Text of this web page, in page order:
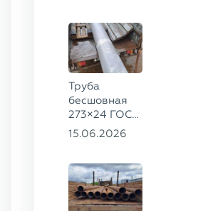
Труба
бесшовная
273×24 ГОСТ
9941-81 сталь
15.06.2026